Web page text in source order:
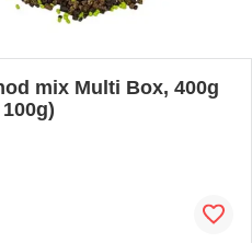
mix Multi Box, 400g